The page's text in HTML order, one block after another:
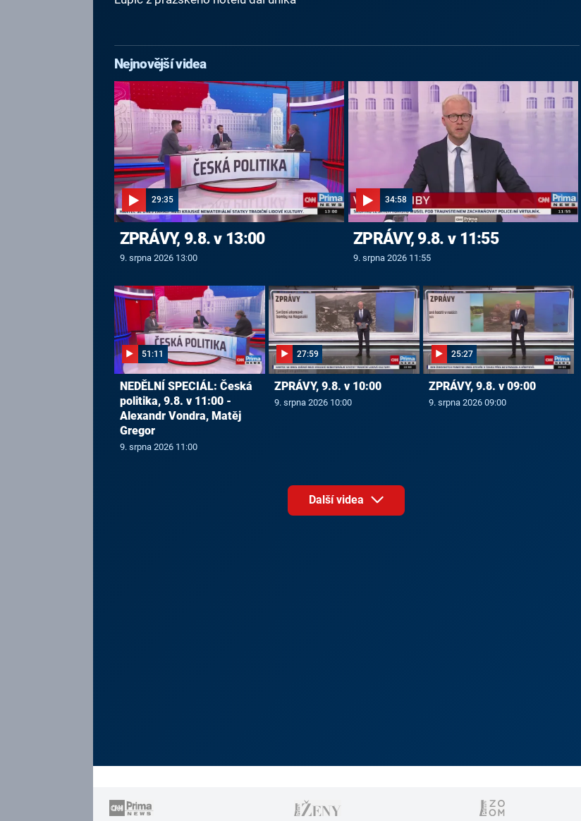
Nejnovější videa
29:35
ZPRÁVY, 9.8. v 13:00
9. srpna 2026 13:00
34:58
ZPRÁVY, 9.8. v 11:55
9. srpna 2026 11:55
51:11
NEDĚLNÍ SPECIÁL: Česká
politika, 9.8. v 11:00 -
Alexandr Vondra, Matěj
Gregor
9. srpna 2026 11:00
27:59
ZPRÁVY, 9.8. v 10:00
9. srpna 2026 10:00
25:27
ZPRÁVY, 9.8. v 09:00
9. srpna 2026 09:00
Další videa